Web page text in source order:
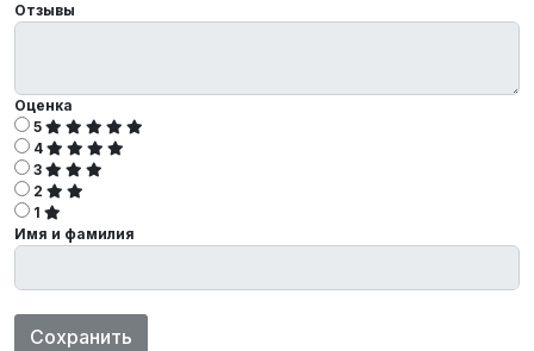
Отзывы
Оценка
5
4
3
2
1
Имя и фамилия
Сохранить